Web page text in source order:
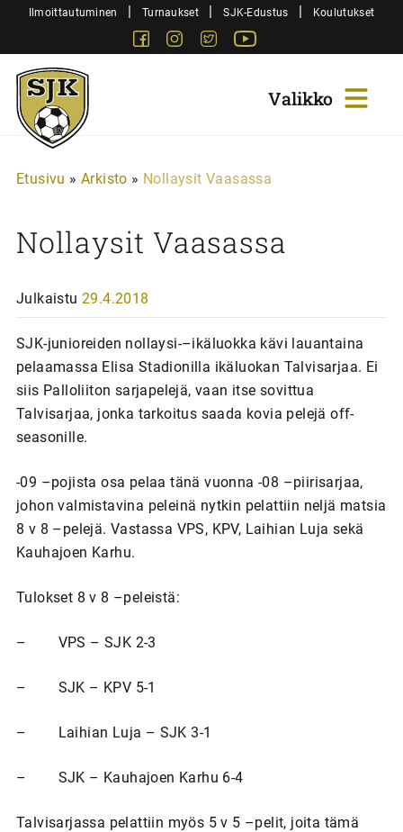
SiirryIlmoittautuminen | Turnaukset | SJK-Edustus | Koulutukset
FacebookInstagram
Twitter
Sjk-
Juniorit
Etusivu » Arkisto » Nollaysit Vaasassa
Nollaysit Vaasassa
Julkaistu 29.4.2018
SJK-junioreiden nollaysi-–ikäluokka kävi lauantaina
pelaamassa Elisa Stadionilla ikäluokan Talvisarjaa. Ei
siis Palloliiton sarjapelejä, vaan itse sovittua
Talvisarjaa, jonka tarkoitus saada kovia pelejä off-
seasonille.
-09 –pojista osa pelaa tänä vuonna -08 –piirisarjaa,
johon valmistavina peleinä nytkin pelattiin neljä matsia
8 v 8 –pelejä. Vastassa VPS, KPV, Laihian Luja sekä
Kauhajoen Karhu.
Tulokset 8 v 8 –peleistä:
– VPS – SJK 2-3
– SJK – KPV 5-1
– Laihian Luja – SJK 3-1
– SJK – Kauhajoen Karhu 6-4
Talvisarjassa pelattiin myös 5 v 5 –pelit, joita tämä